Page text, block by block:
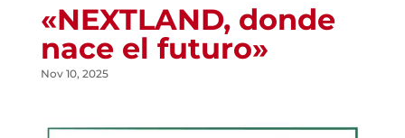
«NEXTLAND, donde
nace el futuro»
Nov 10, 2025